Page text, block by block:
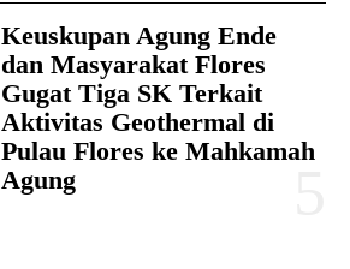
Keuskupan Agung Ende
dan Masyarakat Flores
Gugat Tiga SK Terkait
Aktivitas Geothermal di
Pulau Flores ke Mahkamah
Agung